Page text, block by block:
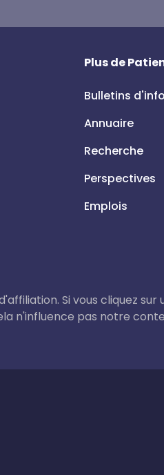
Plus de
Bulletins
Annuaire
Recherche
Perspectives
Emplois
Si vous cliquez
n'influence pas notre